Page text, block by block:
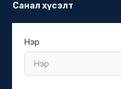
Санал хүсэлт
Нэр